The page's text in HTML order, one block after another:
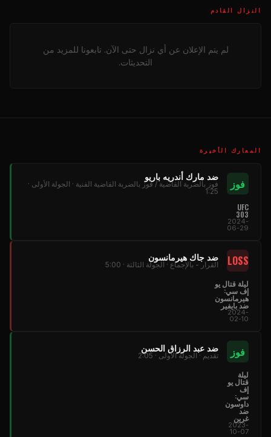
النزال القادم
لم يتم الإعلان عن أي نزال حتى الآن. تابعونا للمزيد من
التحديثات.
المعارك الأخيرة
فوز
ضد مارك أندريه باريو
فوز بالضربة القاضية / فوز بالضربة القاضية الفنية · الجولة الأولى ·
1:25
UFC
303
2024-
06-29
LOSS ضد جاك هيرمانسون
القرار - بالإجماع · الجولة الثالثة · 5:00
ليلة قتال يو
إف سي:
هيرمانسون
ضد بايفير
2024-
02-10
فوز ضد عبد الرزاق الحسن
تقديم · الجولة الأولى · 2:05
ليلة
قتال يو
إف
سي:
داوسون
ضد
غرين
2023-
10-07